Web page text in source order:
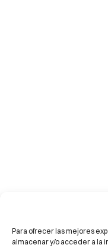
Para ofrecer las mejores
almacenar y/o acceder a la